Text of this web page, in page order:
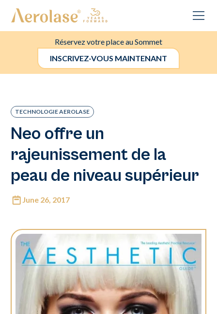
Réservez votre place au Sommet
INSCRIVEZ-VOUS MAINTENANT
TECHNOLOGIE AEROLASE
Neo offre un
rajeunissement de la
peau de niveau supérieur
June 26, 2017